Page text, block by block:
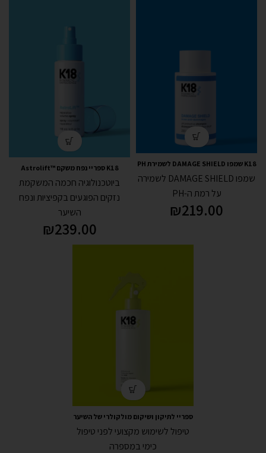
K18 שמפו DAMAGE SHIELD לשמירת PH
שמפו DAMAGE SHIELD לשמירה
על רמת ה-PH
₪219.00
K18 ספריי נפח משקם ™Astrolift
ביוטכנולוגיה חכמה המשקמת
נזקים הפוגעים בקפיציות ונפח
השיער
₪239.00
ספריי לתיקון ושיקום מולקולרי של השיער
טיפול לשימוש מקצועי לפני טיפול
כימי במספרה